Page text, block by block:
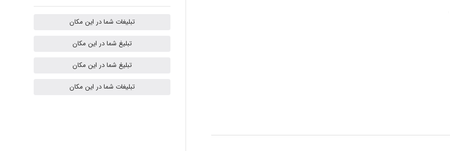
ilhan200
تبلیغات شما در این مکان
تبلیغ شما در این مکان
تبلیغ شما در این مکان
تبلیغات شما در این مکان